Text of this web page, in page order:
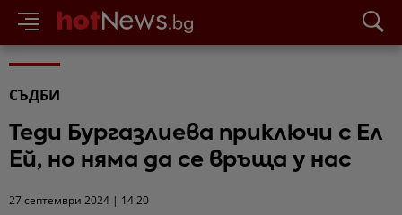
СЪДБИ
Теди Бургазлиева приключи с Ел
Ей, но няма да се връща у нас
27 септември 2024 | 14:20